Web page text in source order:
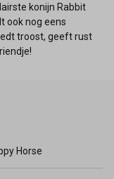
konijn Rabbit
ook nog eens
troost, geeft rust
Horse